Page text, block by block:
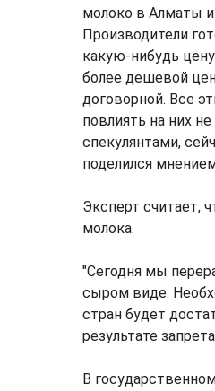
молоко в Алматы и
Производители
какую-нибудь
более дешевой
договорной. Все
повлиять на них
спекулянтами,
поделился
Эксперт считает,
молока.
"Сегодня мы
сыром виде.
стран будет
результате
В